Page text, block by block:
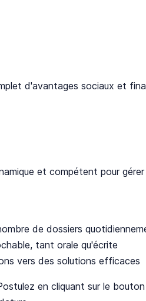
d'avantages sociaux et
et compétent pour
de dossiers
tant orale qu'écrite
vers des solutions efficaces
en cliquant sur le